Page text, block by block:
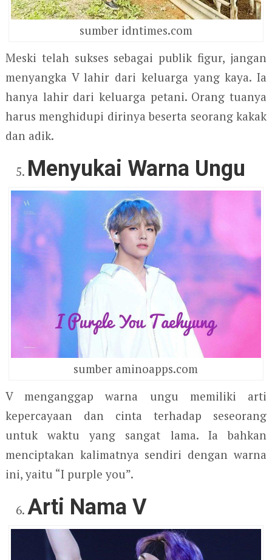
sumber idntimes.com
Meski telah sukses sebagai publik figur, jangan
menyangka V lahir dari keluarga yang kaya. Ia
hanya lahir dari keluarga petani. Orang tuanya
harus menghidupi dirinya beserta seorang kakak
dan adik.
Menyukai Warna Ungu
sumber aminoapps.com
V menganggap warna ungu memiliki arti
kepercayaan dan cinta terhadap seseorang
untuk waktu yang sangat lama. Ia bahkan
menciptakan kalimatnya sendiri dengan warna
ini, yaitu “I purple you”.
Arti Nama V